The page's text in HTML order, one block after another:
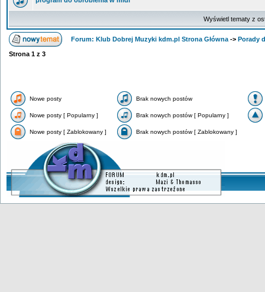
Wyświetl tematy z
Forum: Klub Dobrej Muzyki kdm.pl Strona Główna -> Porady
Strona 1 z 3
Nowe posty Brak nowych postów
Nowe posty [ Popularny ] Brak nowych postów [ Popularny ]
Nowe posty [ Zablokowany ] Brak nowych postów [ Zablokowany ]